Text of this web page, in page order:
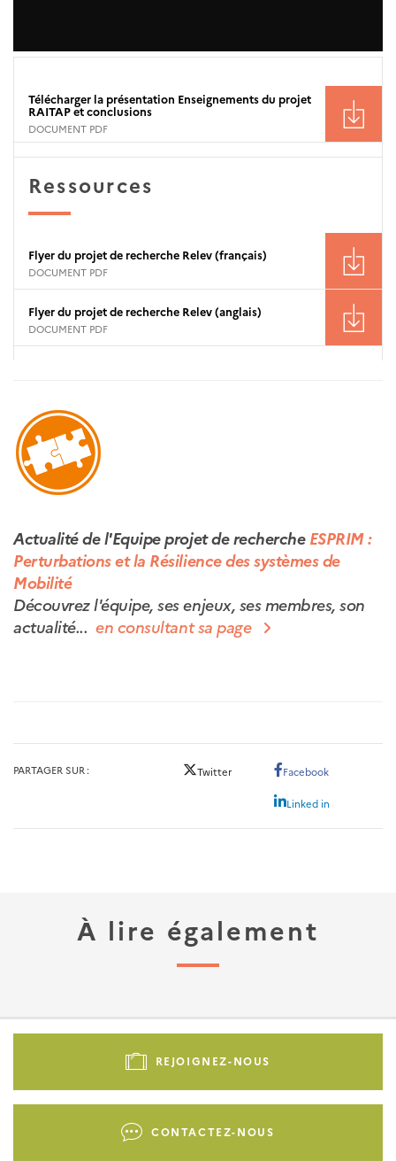
Télécharger la présentation Enseignements du projet
RAITAP et conclusions
DOCUMENT PDF
Ressources
Flyer du projet de recherche Relev (français)
DOCUMENT PDF
Flyer du projet de recherche Relev (anglais)
DOCUMENT PDF
Actualité de l'Equipe projet de recherche ESPRIM :
Perturbations et la Résilience des systèmes de
Mobilité
Découvrez l'équipe, ses enjeux, ses membres, son
actualité...en consultant sa page
PARTAGER SUR Twitter Facebook
Linked in
À lire également
Pied
-
REJOIGNEZ-NOUS
CONTACTEZ-NOUS